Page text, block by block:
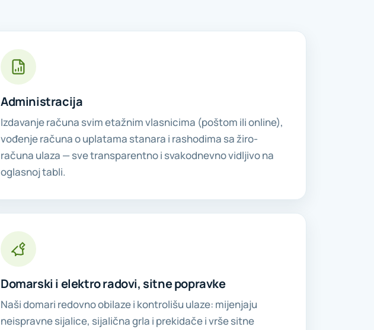
Administracija
Izdavanje računa svim etažnim vlasnicima (poštom ili online),
vođenje računa o uplatama stanara i rashodima sa žiro-
računa ulaza — sve transparentno i svakodnevno vidljivo na
oglasnoj tabli.
Domarski i elektro radovi, sitne popravke
Naši domari redovno obilaze i kontrolišu ulaze: mijenjaju
neispravne sijalice, sijalična grla i prekidače i vrše sitne